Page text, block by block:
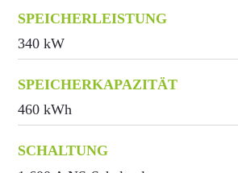
SPEICHERLEISTUNG
340 kW
SPEICHERKAPAZITÄT
460 kWh
SCHALTUNG